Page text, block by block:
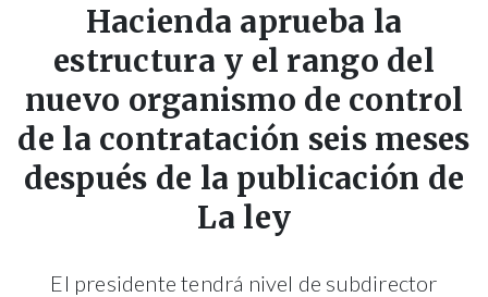
Hacienda aprueba la
estructura y el rango del
nuevo organismo de control
de la contratación seis meses
después de la publicación de
La ley
El presidente tendrá nivel de subdirector